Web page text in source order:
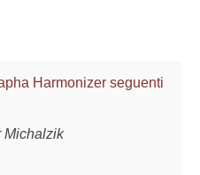
Harmonizer seguenti
Michalzik